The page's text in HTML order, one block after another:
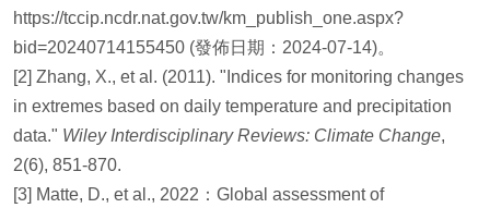
https://tccip.ncdr.nat.gov.tw/km_publish_one.aspx?
bid=20240714155450 (發佈日期：2024-07-14)。
[2] Zhang, X., et al. (2011). "Indices for monitoring changes
in extremes based on daily temperature and precipitation
data." Wiley Interdisciplinary Reviews: Climate Change,
2(6), 851-870.
[3] Matte, D., et al., 2022：Global assessment of